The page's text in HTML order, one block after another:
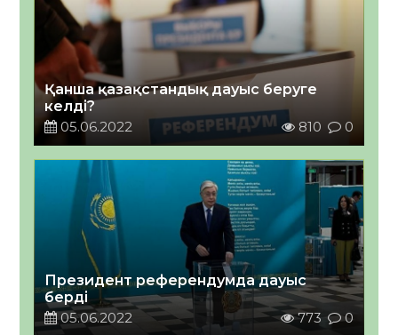
Қанша қазақстандық дауыс беруге
келді?
05.06.2022
810 0
Президент референдумда дауыс
берді
05.06.2022
773 0